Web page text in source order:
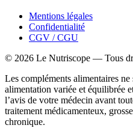
Mentions légales
Confidentialité
CGV / CGU
© 2026 Le Nutriscope — Tous
Les compléments alimentaires ne
alimentation variée et équilibrée
l’avis de votre médecin avant
traitement médicamenteux,
chronique.